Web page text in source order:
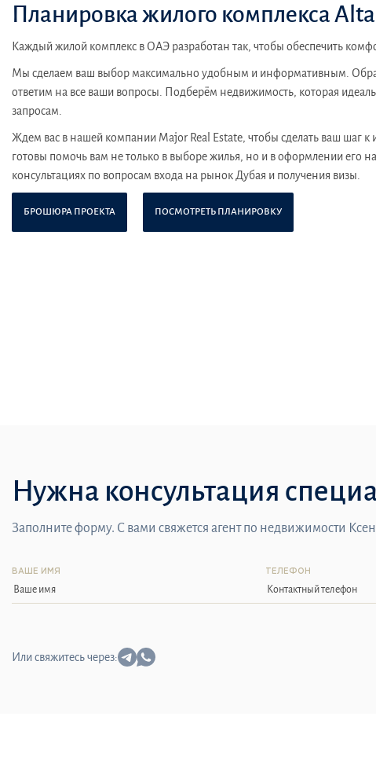
Планировка жилого комплекса
Каждый жилой комплекс в ОАЭ разработан так, чтобы обеспечить
Мы сделаем ваш выбор максимально удобным и информативным.
ответим на все ваши вопросы. Подберём недвижимость, которая
запросам.
Ждем вас в нашей компании Major Real Estate, чтобы сделать ваш шаг
готовы помочь вам не только в выборе жилья, но и в оформлении его
консультациях по вопросам входа на рынок Дубая и получения визы.
БРОШЮРА ПРОЕКТА ПОСМОТРЕТЬ ПЛАНИРОВКУ
Нужна консультация
Заполните форму. С вами свяжется агент по недвижимости
ВАШЕ ИМЯ ТЕЛЕФОН
Или свяжитесь через: